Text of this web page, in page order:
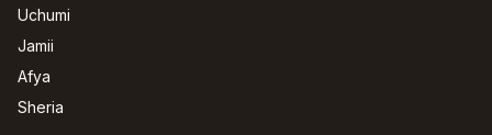
Uchumi
Jamii
Afya
Sheria